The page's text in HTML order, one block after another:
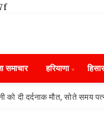
Hisar Crime News
Weather Alert in
Student Portest
समाचार हरियाणा हिसार
को दी दर्दनाक मौत, सोते समय